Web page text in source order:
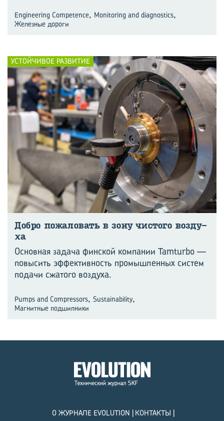
Engineering Competence, Monitoring and diagnostics,
Железные дороги
УСТОЙЧИВОЕ РАЗВИТИЕ
Добро по­жа­ло­вать в зону чи­сто­го воз­ду­
ха
Основная задача финской компании Tamturbo —
повысить эффективность промышленных систем
подачи сжатого воздуха.
Pumps and Compressors, Sustainability,
Магнитные подшипники
О ЖУРНАЛЕ EVOLUTION КОНТАКТЫ